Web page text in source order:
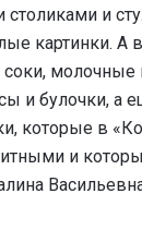
и
картинки. А
молочные
и булочки, а
которые в
и